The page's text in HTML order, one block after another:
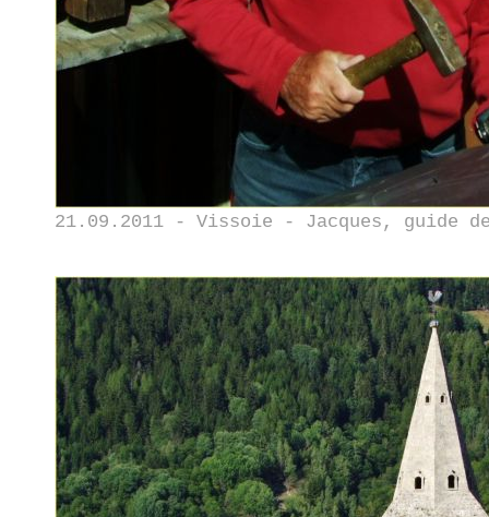
21.09.2011 - Vissoie - Jacques, guide